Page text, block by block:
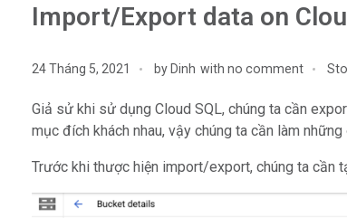
Import/Export data on
24 Tháng 5, 2021 by Dinh with no comment
Giả sử khi sử dụng Cloud SQL, chúng ta cần
mục đích khách nhau, vậy chúng ta cần làm những
Trước khi thược hiện import/export, chúng ta cần